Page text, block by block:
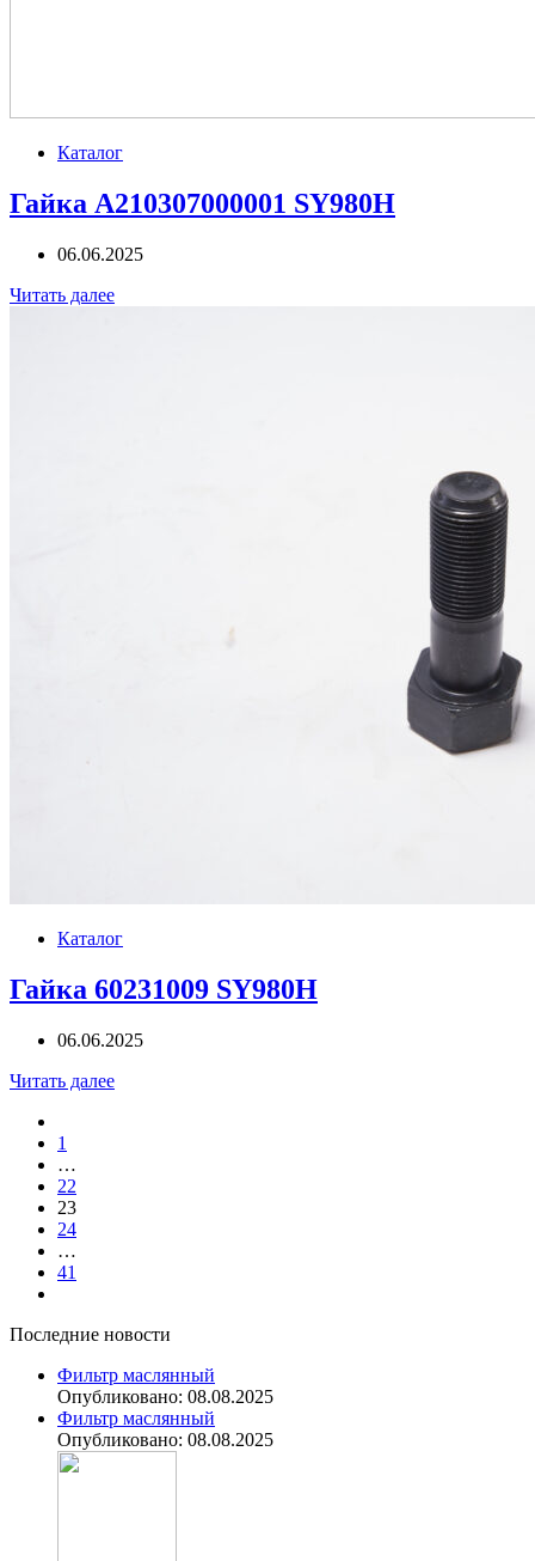
Каталог
Гайка A210307000001 SY980H
06.06.2025
Читать далее
Каталог
Гайка 60231009 SY980H
06.06.2025
Читать далее
1
…
22
23
24
…
41
Последние новости
Фильтр маслянный
Опубликовано: 08.08.2025
Фильтр маслянный
Опубликовано: 08.08.2025